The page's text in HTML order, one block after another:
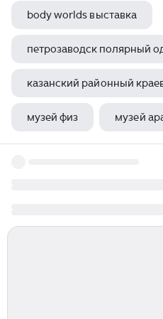
body worlds выставка
петрозаводск полярный
музей физ музей